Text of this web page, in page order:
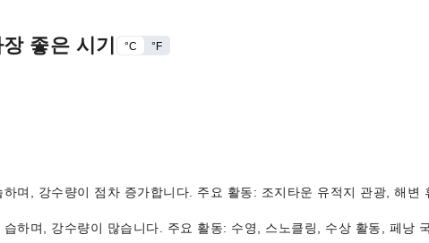
좋은 시기 °C °F
며, 강수량이 점차 증가합니다. 주요 활동: 조지타운 유적지 관광, 해
하며, 강수량이 많습니다. 주요 활동: 수영, 스노클링, 수상 활동, 페낭